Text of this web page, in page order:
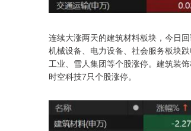
连续大涨两天的建筑材料板块，今日
机械设备、电力设备、社会服务板块
工业、雪人集团等个股涨停。建筑装
时空科技7只个股涨停。